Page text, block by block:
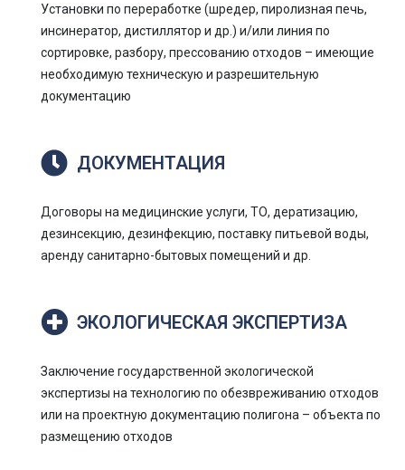
Установки по переработке (шредер, пиролизная печь,
инсинератор, дистиллятор и др.) и/или линия по
сортировке, разбору, прессованию отходов – имеющие
необходимую техническую и разрешительную
документацию
ДОКУМЕНТАЦИЯ
Договоры на медицинские услуги, ТО, дератизацию,
дезинсекцию, дезинфекцию, поставку питьевой воды,
аренду санитарно-бытовых помещений и др.
ЭКОЛОГИЧЕСКАЯ ЭКСПЕРТИЗА
Заключение государственной экологической
экспертизы на технологию по обезвреживанию отходов
или на проектную документацию полигона – объекта по
размещению отходов